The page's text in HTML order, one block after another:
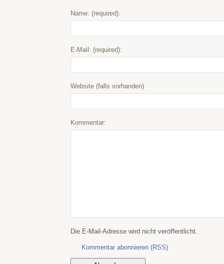
Name: (required):
E-Mail: (required):
Website (falls vorhanden)
Kommentar:
Die E-Mail-Adresse wird nicht veröffentlicht.
Kommentar abonnieren (RSS)